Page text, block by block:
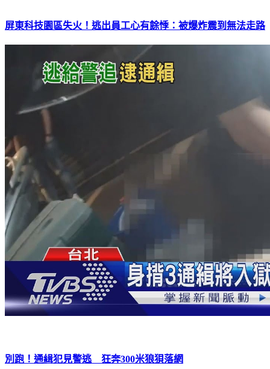
屏東科技園區失火！逃出員工心有餘悸：被爆炸震到無法走路
別跑！通緝犯見警逃 狂奔300米狼狽落網